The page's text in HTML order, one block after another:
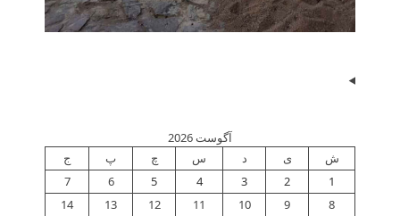
آگوست 2026
ش ی د س چ پ ج
1
2
3
4
5
6
7
8
9
10
11
12
13
14